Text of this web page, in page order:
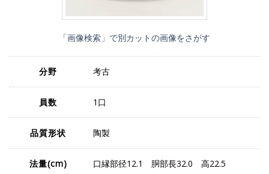
「画像検索」で別カットの画像をさがす
分野 考古
員数 1口
品質形状 陶製
法量(cm) 口縁部径12.1 胴部長32.0 高22.5